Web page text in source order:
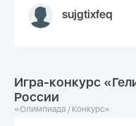
sujgtixfeq
Игра-конкурс
России
«Олимпиада / Конкурс»